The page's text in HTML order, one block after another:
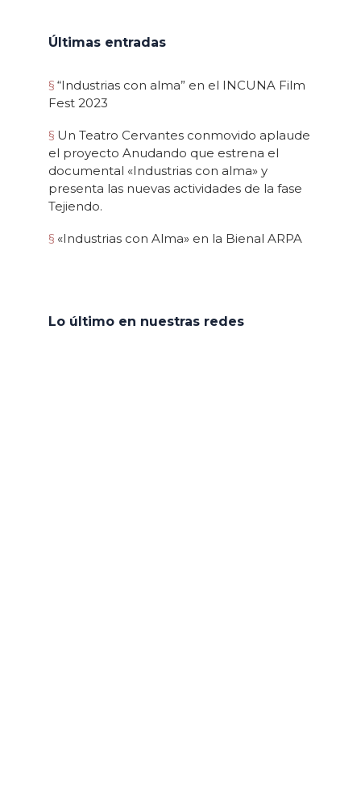
Últimas entradas
“Industrias con alma” en el INCUNA Film
Fest 2023
Un Teatro Cervantes conmovido aplaude
el proyecto Anudando que estrena el
documental «Industrias con alma» y
presenta las nuevas actividades de la fase
Tejiendo.
«Industrias con Alma» en la Bienal ARPA
Lo último en nuestras redes